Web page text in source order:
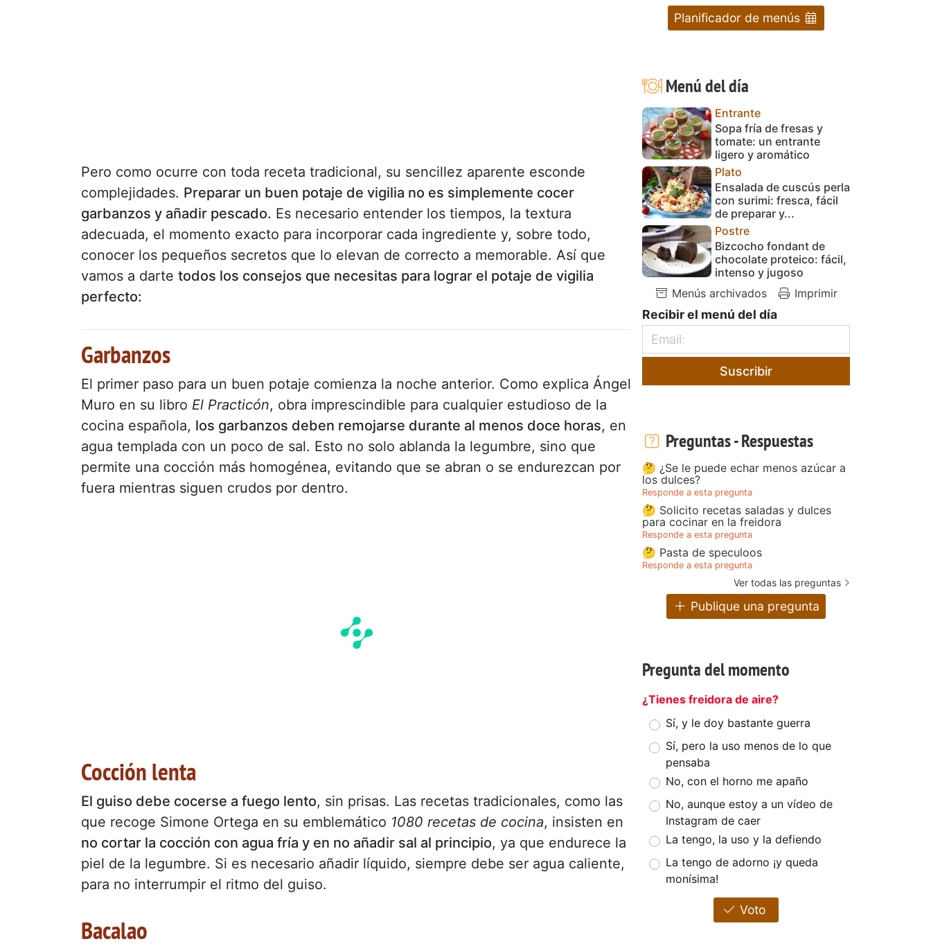
Pero como ocurre con toda receta tradicional, su sencillez aparente esconde
complejidades. Preparar un buen potaje de vigilia no es simplemente cocer
garbanzos y añadir pescado. Es necesario entender los tiempos, la textura
adecuada, el momento exacto para incorporar cada ingrediente y, sobre todo,
conocer los pequeños secretos que lo elevan de correcto a memorable. Así que
vamos a darte todos los consejos que necesitas para lograr el potaje de vigilia
perfecto:
Garbanzos
El primer paso para un buen potaje comienza la noche anterior. Como explica Ángel
Muro en su libro El Practicón, obra imprescindible para cualquier estudioso de la
cocina española, los garbanzos deben remojarse durante al menos doce horas, en
agua templada con un poco de sal. Esto no solo ablanda la legumbre, sino que
permite una cocción más homogénea, evitando que se abran o se endurezcan por
fuera mientras siguen crudos por dentro.
Cocción lenta
El guiso debe cocerse a fuego lento, sin prisas. Las recetas tradicionales, como las
que recoge Simone Ortega en su emblemático 1080 recetas de cocina, insisten en
no cortar la cocción con agua fría y en no añadir sal al principio, ya que endurece la
piel de la legumbre. Si es necesario añadir líquido, siempre debe ser agua caliente,
para no interrumpir el ritmo del guiso.
Bacalao
Planificador de menús
Menú del día
Entrante
Sopa fría de fresas y
tomate: un entrante
ligero y aromático
Plato
Ensalada de cuscús perla
con surimi: fresca, fácil
de preparar y...
Postre
Bizcocho fondant de
chocolate proteico: fácil,
intenso y jugoso
Menús archivados
Imprimir
Recibir el menú del día
Suscribir
Preguntas - Respuestas
🤔 ¿Se le puede echar menos azúcar a
los dulces?
Responde a esta pregunta
🤔 Solicito recetas saladas y dulces
para cocinar en la freidora
Responde a esta pregunta
🤔 Pasta de speculoos
Responde a esta pregunta
Ver todas las preguntas
Publique una pregunta
Pregunta del momento
¿Tienes freidora de aire?
Sí, y le doy bastante guerra
Sí, pero la uso menos de lo que
pensaba
No, con el horno me apaño
No, aunque estoy a un vídeo de
Instagram de caer
La tengo, la uso y la defiendo
La tengo de adorno ¡y queda
monísima!
Voto